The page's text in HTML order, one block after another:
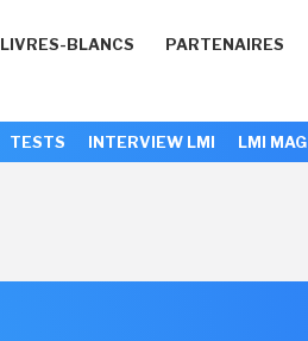
LIVRES-BLANCS PARTENAIRES
TESTS INTERVIEW LMI LMI MAG